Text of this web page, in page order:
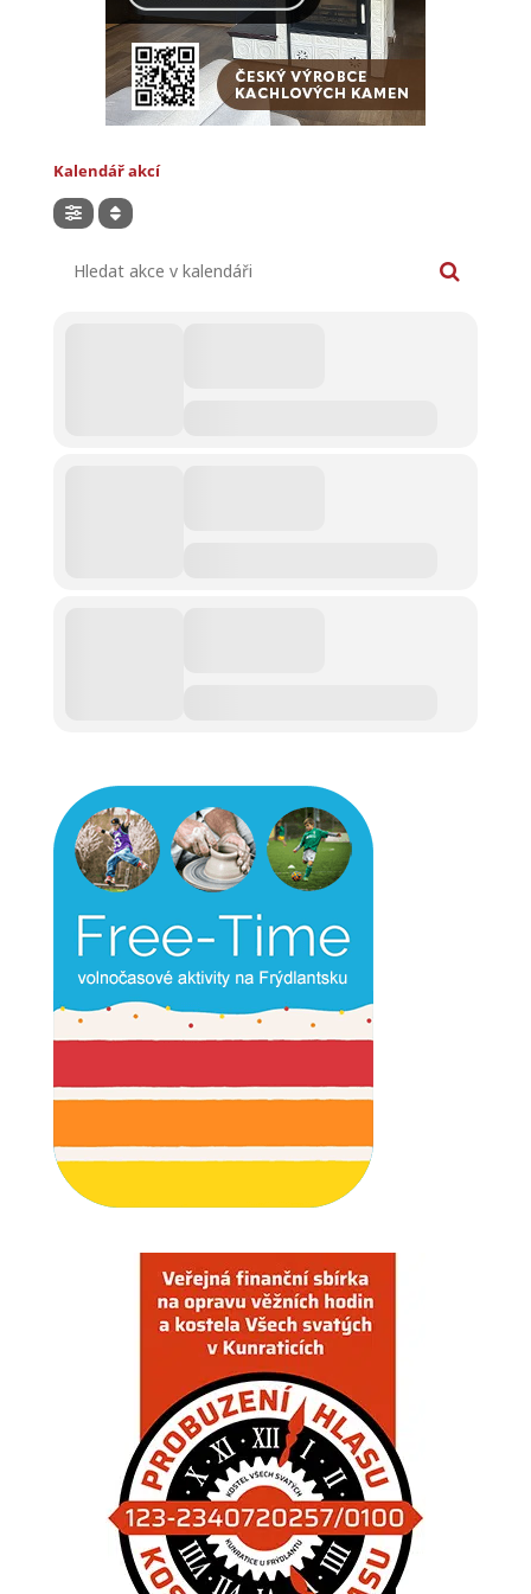
Kalendář akcí